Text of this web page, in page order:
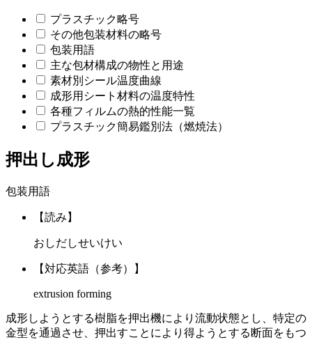
プラスチック略号
その他包装材料の略号
包装用語
主な包材構成の物性と用途
素材別シール温度曲線
成形用シート材料の温度特性
各種フィルムの熱的性能一覧
プラスチック簡易鑑別法（燃焼法）
押出し成形
包装用語
【読み】
おしだしせいけい
【対応英語（参考）】
extrusion forming
成形しようとする樹脂を押出機により流動状態とし、特定の
金型を通過させ、押出すことにより得ようとする断面をもつ